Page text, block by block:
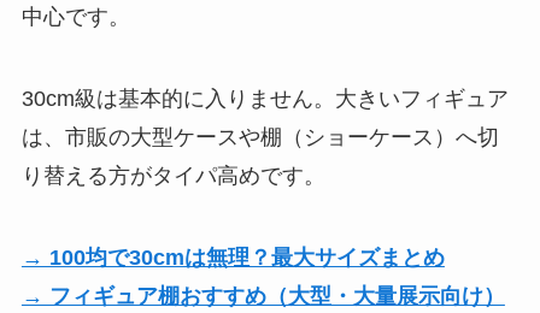
中心です。
30cm級は基本的に入りません。大きいフィギュア
は、市販の大型ケースや棚（ショーケース）へ切
り替える方がタイパ高めです。
→ 100均で30cmは無理？最大サイズまとめ
→ フィギュア棚おすすめ（大型・大量展示向け）